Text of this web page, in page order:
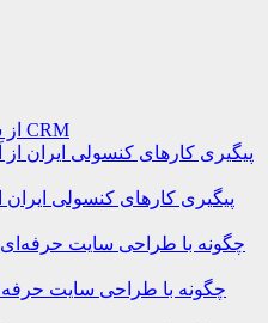
از سایت تا CRM
پیگیری کارهای کنسولی ایران
چگونه با طراحی سایت